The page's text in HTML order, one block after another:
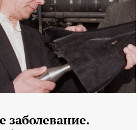
заболевание.